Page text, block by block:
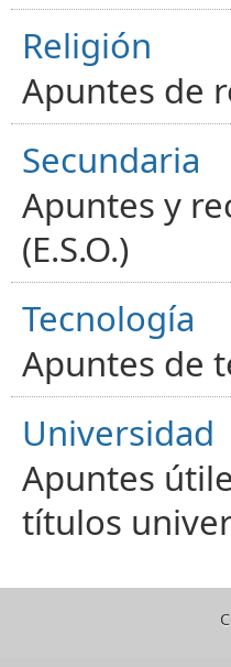
Religión
Apuntes de
Secundaria
Apuntes y
(E.S.O.)
Tecnología
Apuntes de
Universidad
Apuntes
títulos